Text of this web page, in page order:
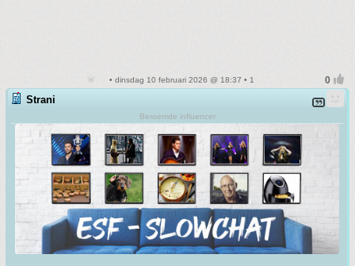
• dinsdag 10 februari 2026 @ 18:37 • 1
Strani
Beroemde influencer